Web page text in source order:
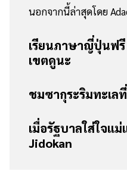
นอกจากนี้ล่าสุดโดย
เรียนภาษาญี่ปุ่นฟ
เขตดูนะ
ชมซากุระริมทะเล
เมื่อรัฐบาลใส่ใจแม่
Jidokan